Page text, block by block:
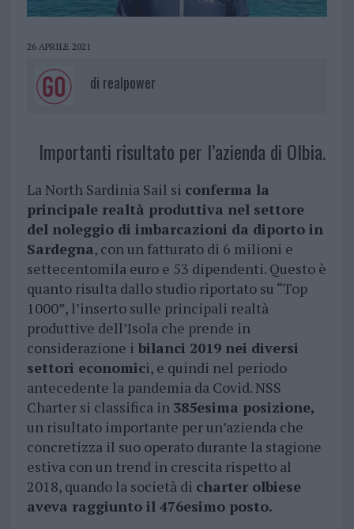
26 APRILE 2021
di realpower
Importanti risultato per l’azienda di Olbia.
La North Sardinia Sail si conferma la
principale realtà produttiva nel settore
del noleggio di imbarcazioni da diporto in
Sardegna, con un fatturato di 6 milioni e
settecentomila euro e 53 dipendenti. Questo è
quanto risulta dallo studio riportato su “Top
1000”, l’inserto sulle principali realtà
produttive dell’Isola che prende in
considerazione i bilanci 2019 nei diversi
settori economici, e quindi nel periodo
antecedente la pandemia da Covid. NSS
Charter si classifica in 385esima posizione,
un risultato importante per un’azienda che
concretizza il suo operato durante la stagione
estiva con un trend in crescita rispetto al
2018, quando la società di charter olbiese
aveva raggiunto il 476esimo posto.